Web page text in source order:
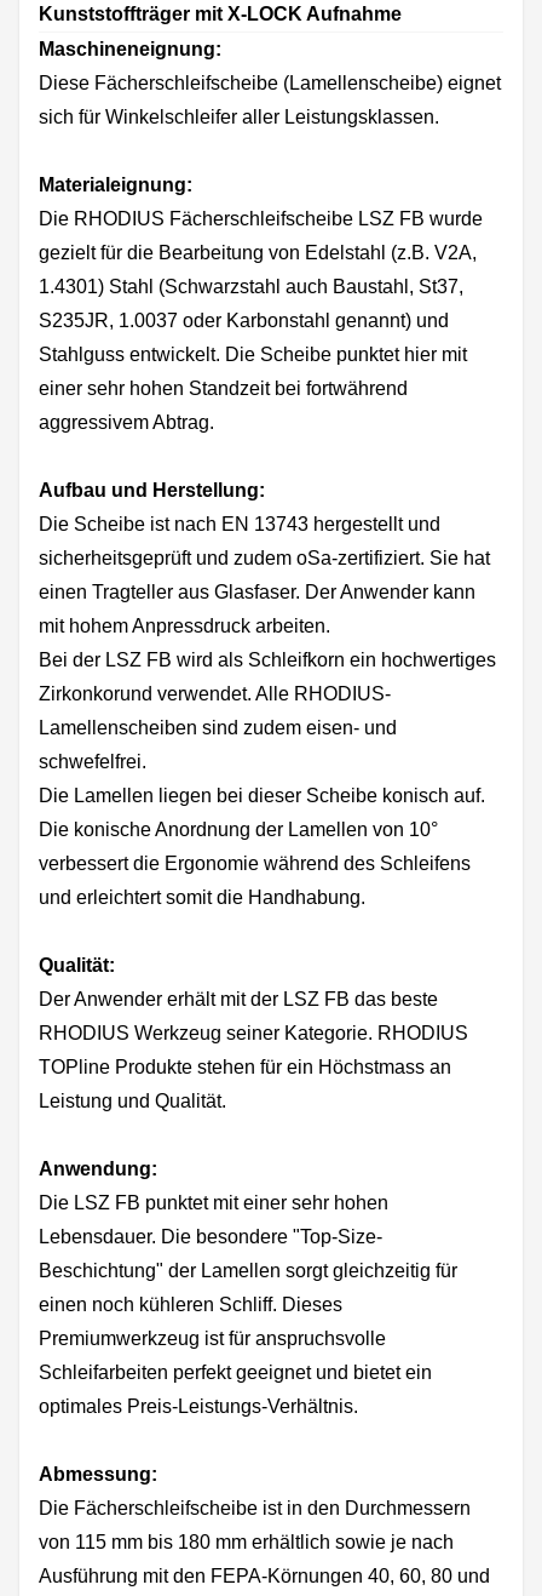
Kunststoffträger mit X-LOCK Aufnahme
Maschineneignung:
Diese Fächerschleifscheibe (Lamellenscheibe) eignet
sich für Winkelschleifer aller Leistungsklassen.
Materialeignung:
Die RHODIUS Fächerschleifscheibe LSZ FB wurde
gezielt für die Bearbeitung von Edelstahl (z.B. V2A,
1.4301) Stahl (Schwarzstahl auch Baustahl, St37,
S235JR, 1.0037 oder Karbonstahl genannt) und
Stahlguss entwickelt. Die Scheibe punktet hier mit
einer sehr hohen Standzeit bei fortwährend
aggressivem Abtrag.
Aufbau und Herstellung:
Die Scheibe ist nach EN 13743 hergestellt und
sicherheitsgeprüft und zudem oSa-zertifiziert. Sie hat
einen Tragteller aus Glasfaser. Der Anwender kann
mit hohem Anpressdruck arbeiten.
Bei der LSZ FB wird als Schleifkorn ein hochwertiges
Zirkonkorund verwendet. Alle RHODIUS-
Lamellenscheiben sind zudem eisen- und
schwefelfrei.
Die Lamellen liegen bei dieser Scheibe konisch auf.
Die konische Anordnung der Lamellen von 10°
verbessert die Ergonomie während des Schleifens
und erleichtert somit die Handhabung.
Qualität:
Der Anwender erhält mit der LSZ FB das beste
RHODIUS Werkzeug seiner Kategorie. RHODIUS
TOPline Produkte stehen für ein Höchstmass an
Leistung und Qualität.
Anwendung:
Die LSZ FB punktet mit einer sehr hohen
Lebensdauer. Die besondere "Top-Size-
Beschichtung" der Lamellen sorgt gleichzeitig für
einen noch kühleren Schliff. Dieses
Premiumwerkzeug ist für anspruchsvolle
Schleifarbeiten perfekt geeignet und bietet ein
optimales Preis-Leistungs-Verhältnis.
Abmessung:
Die Fächerschleifscheibe ist in den Durchmessern
von 115 mm bis 180 mm erhältlich sowie je nach
Ausführung mit den FEPA-Körnungen 40, 60, 80 und